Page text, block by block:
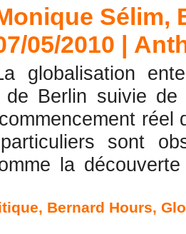
Sélim,
05/2010 |
globalisation
Berlin suivie de
sont
la
, Bernard Hours,